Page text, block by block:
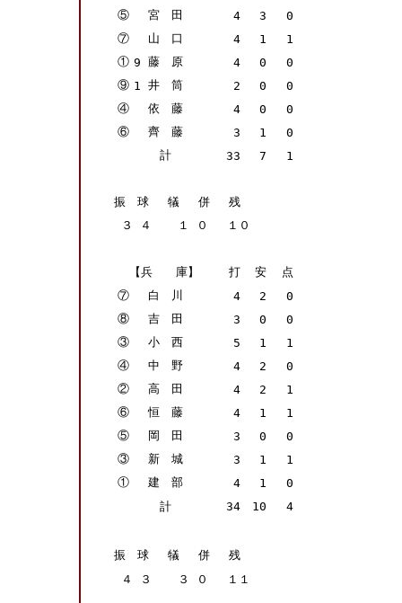
⑤
宮 田 4 3
0
⑦
山 口 4 1
1
① 9 藤 原 4 0
0
⑨ 1 井 筒 2 0
0
④
依 藤 4 0
0
⑥
齊 藤 3 1
0
計
33 7 1
振 球 犠 併 残
３
４ １ ０ １０
【兵 庫】 打 安
点
⑦
白 川 4 2
0
⑧
吉 田 3 0
0
③
小 西 5 1
1
④
中 野 4 2
0
②
高 田 4 2
1
⑥
恒 藤 4 1
1
⑤
岡 田 3 0
0
③
新 城 3 1
1
①
建 部 4 1
0
計
34 10 4
振 球 犠 併 残
４
３ ３ ０ １１